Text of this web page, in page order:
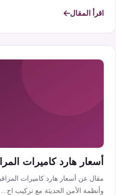
اقرأ المقال
أسعار هارد كاميرات
مقال عن أسعار هارد كاميرات
وأنظمة الأمن الحديثة مع تركيب اح...